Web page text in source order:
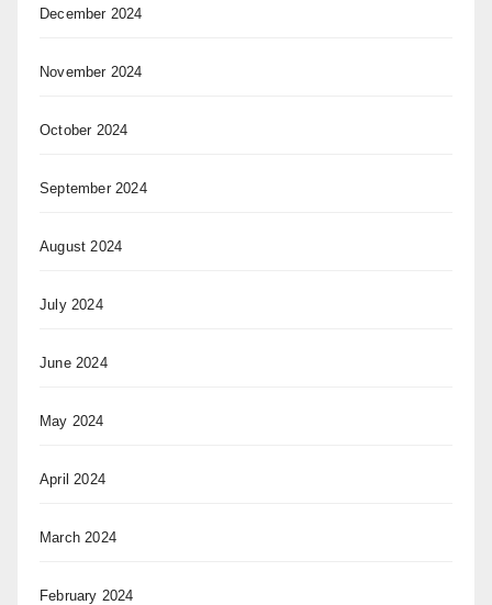
December 2024
November 2024
October 2024
September 2024
August 2024
July 2024
June 2024
May 2024
April 2024
March 2024
February 2024